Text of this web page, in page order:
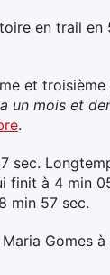
en trail en
et troisième
un mois et
.
sec.
finit à 4 min
min 57 sec.
Gomes